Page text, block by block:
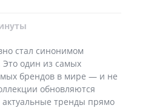
стал синонимом
один из самых
брендов в мире — и не
обновляются
актуальные тренды прямо